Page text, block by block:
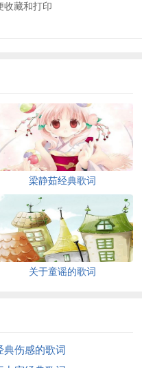
收藏和打印
梁静茹经典歌词
关于童谣的歌词
典伤感的歌词